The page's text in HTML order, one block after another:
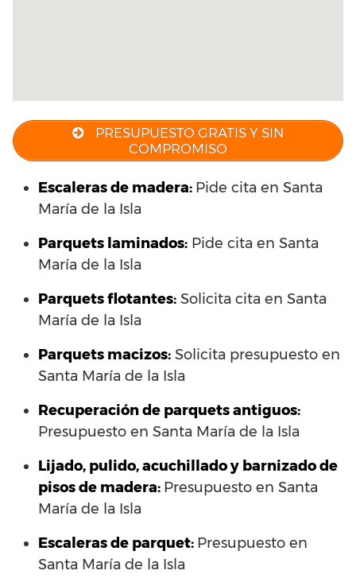
PRESUPUESTO GRATIS Y SIN
COMPROMISO
Escaleras de madera: Pide cita en Santa
María de la Isla
Parquets laminados: Pide cita en Santa
María de la Isla
Parquets flotantes: Solicita cita en Santa
María de la Isla
Parquets macizos: Solicita presupuesto en
Santa María de la Isla
Recuperación de parquets antiguos:
Presupuesto en Santa María de la Isla
Lijado, pulido, acuchillado y barnizado de
pisos de madera: Presupuesto en Santa
María de la Isla
Escaleras de parquet: Presupuesto en
Santa María de la Isla